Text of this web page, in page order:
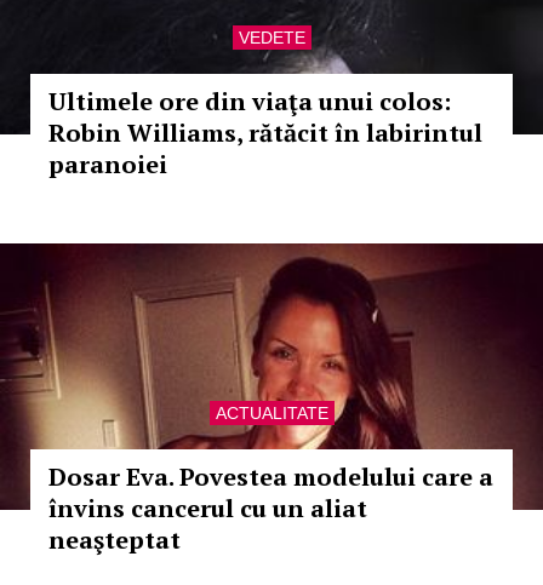
VEDETE
Ultimele ore din viaţa unui colos:
Robin Williams, rătăcit în labirintul
paranoiei
ACTUALITATE
Dosar Eva. Povestea modelului care a
învins cancerul cu un aliat
neaşteptat